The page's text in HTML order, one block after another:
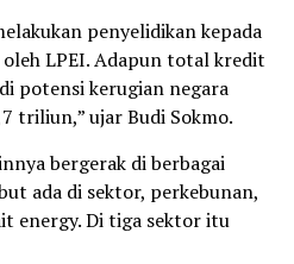
penyelidikan kepada
LPEI. Adapun total kredit
potensi kerugian negara
triliun,” ujar Budi Sokmo.
bergerak di berbagai
ada di sektor, perkebunan,
energy. Di tiga sektor itu